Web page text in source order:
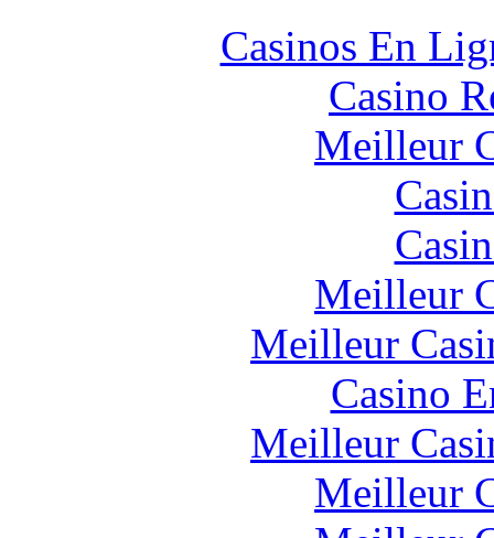
Casinos En
Casino
Meilleur
Meilleur
Meilleur
Casino
Meilleur
Meilleur